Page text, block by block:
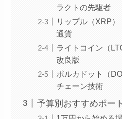
ラクトの先駆者
リップル（XRP
通貨
ライトコイン（
改良版
ポルカドット（
チェーン技術
予算別おすすめポー